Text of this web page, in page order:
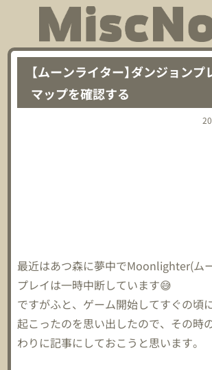
【ムーンライター】ダンジョンプ
マップを確認する
最近はあつ森に夢中でMoonlighter(ム
プレイは一時中断しています😅
ですがふと、ゲーム開始してすぐの頃
起こったのを思い出したので、その時
わりに記事にしておこうと思います。